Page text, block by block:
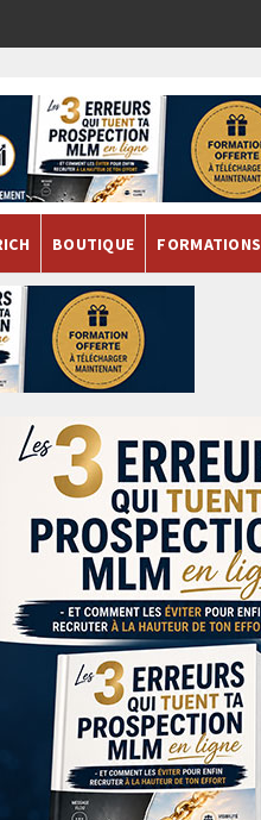
BOUTIQUE FORMATIONS